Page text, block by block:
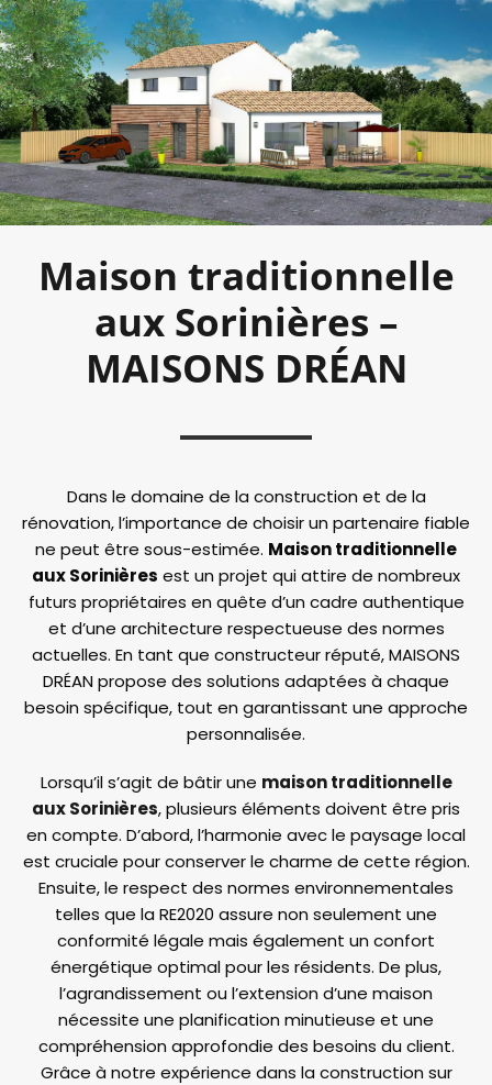
Maison traditionnelle
aux Sorinières –
MAISONS DRÉAN
Dans le domaine de la construction et de la
rénovation, l’importance de choisir un partenaire fiable
ne peut être sous-estimée. Maison traditionnelle
aux Sorinières est un projet qui attire de nombreux
futurs propriétaires en quête d’un cadre authentique
et d’une architecture respectueuse des normes
actuelles. En tant que constructeur réputé, MAISONS
DRÉAN propose des solutions adaptées à chaque
besoin spécifique, tout en garantissant une approche
personnalisée.
Lorsqu’il s’agit de bâtir une maison traditionnelle
aux Sorinières, plusieurs éléments doivent être pris
en compte. D’abord, l’harmonie avec le paysage local
est cruciale pour conserver le charme de cette région.
Ensuite, le respect des normes environnementales
telles que la RE2020 assure non seulement une
conformité légale mais également un confort
énergétique optimal pour les résidents. De plus,
l’agrandissement ou l’extension d’une maison
nécessite une planification minutieuse et une
compréhension approfondie des besoins du client.
Grâce à notre expérience dans la construction sur